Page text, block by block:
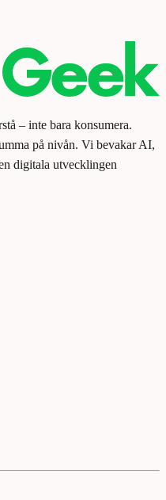
– inte bara konsumera.
på nivån. Vi bevakar AI,
digitala utvecklingen